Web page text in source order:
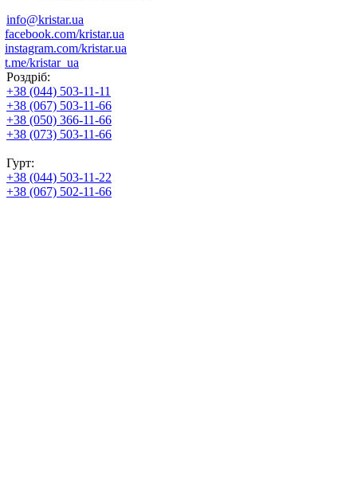
info@kristar.ua
facebook.com/kristar.ua
instagram.com/kristar.ua
t.me/kristar_ua
Роздріб:
+38 (044) 503-11-11
+38 (067) 503-11-66
+38 (050) 366-11-66
+38 (073) 503-11-66
Гурт:
+38 (044) 503-11-22
+38 (067) 502-11-66